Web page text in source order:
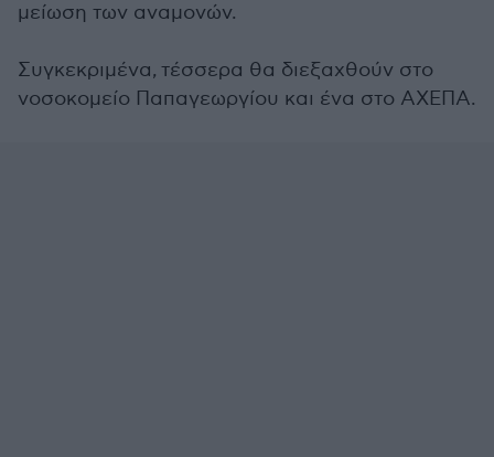
μείωση των αναμονών.
Συγκεκριμένα, τέσσερα θα διεξαχθούν στο
νοσοκομείο Παπαγεωργίου και ένα στο ΑΧΕΠΑ.